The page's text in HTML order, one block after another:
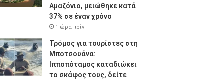
Αμαζόνιο, μειώθηκε κατά
37% σε έναν χρόνο
1 ώρα πρίν
Τρόμος για τουρίστες στη
Μποτσουάνα:
Ιπποπόταμος καταδιώκει
το σκάφος τους, δείτε